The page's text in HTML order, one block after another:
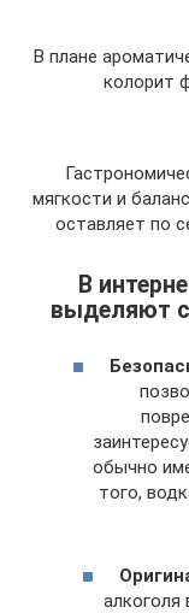
В плане
колорит
мягкости и
оставляет по
В
выделяют
обычно
того,